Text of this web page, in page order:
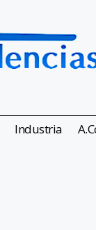
Industria